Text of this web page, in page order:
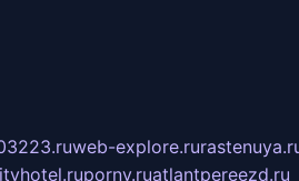
web-explore.ru
pornv.ruatlantpereezd.ru